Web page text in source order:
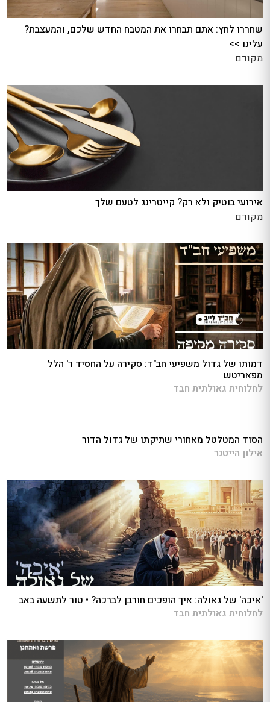
שחררו לחץ: אתם תבחרו את המטבח החדש שלכם, והמעצבת?
עלינו >>
מקודם
אירועי בוטיק ולא רק? קייטרינג לטעם שלך
מקודם
דמותו של גדול משפיעי חב"ד: סקירה על החסיד ר' הלל
מפאריטש
לחלוחית גאולתית חבד
הסוד המטלטל מאחורי שתיקתו של גדול הדור
אילון הייטנר
'איכה' של גאולה: איך הופכים חורבן לברכה? • טור לתשעה באב
לחלוחית גאולתית חבד